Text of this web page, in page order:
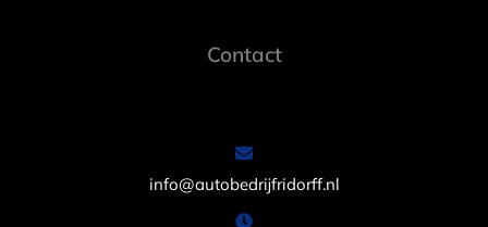
Contact
info@autobedrijfridorff.nl